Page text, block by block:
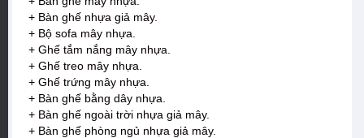
+ Bàn ghế nhựa giả mây.
+ Bộ sofa mây nhựa.
+ Ghế tắm nắng mây nhựa.
+ Ghế treo mây nhựa.
+ Ghế trứng mây nhựa.
+ Bàn ghế bằng dây nhựa.
+ Bàn ghế ngoài trời nhựa giả mây.
+ Bàn ghế phòng ngủ nhựa giả mây.